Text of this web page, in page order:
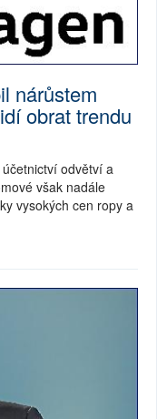
nárůstem
obrat trendu
odvětví a
však nadále
vysokých cen ropy a